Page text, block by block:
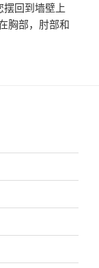
摆回到墙壁上
胸部，肘部和